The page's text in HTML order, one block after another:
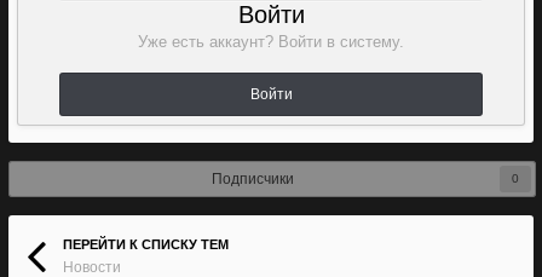
Войти
Уже есть аккаунт? Войти в систему.
Войти
Подписчики 0
ПЕРЕЙТИ К СПИСКУ ТЕМ
Новости